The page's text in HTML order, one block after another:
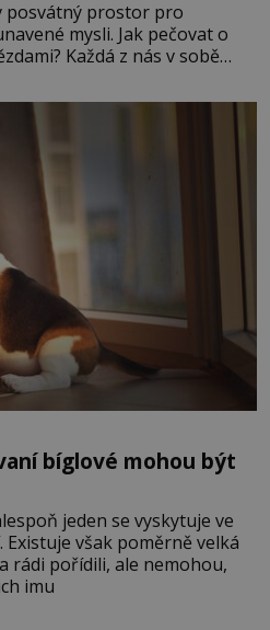
posvátný prostor pro
mysli. Jak pečovat o
Každá z nás v sobě
pokožky. Ohnivá znamení
Berana, Lva a Střelce v sobě
elán. Vaše
bíglové mohou být
jeden se vyskytuje ve
Existuje však poměrně velká
rádi pořídili, ale nemohou,
imu